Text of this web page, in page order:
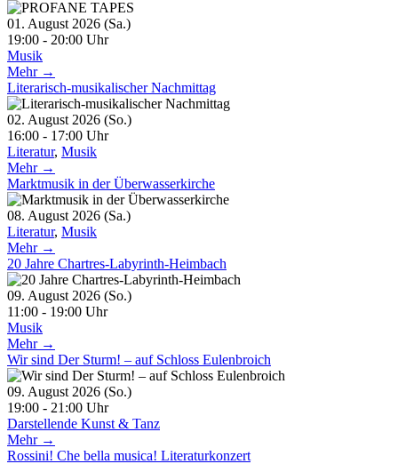
01. August 2026 (Sa.)
19:00 - 20:00 Uhr
Musik
Mehr →
Literarisch-musikalischer Nachmittag
02. August 2026 (So.)
16:00 - 17:00 Uhr
Literatur, Musik
Mehr →
Marktmusik in der Überwasserkirche
08. August 2026 (Sa.)
Literatur, Musik
Mehr →
20 Jahre Chartres-Labyrinth-Heimbach
09. August 2026 (So.)
11:00 - 19:00 Uhr
Musik
Mehr →
Wir sind Der Sturm! – auf Schloss Eulenbroich
09. August 2026 (So.)
19:00 - 21:00 Uhr
Darstellende Kunst & Tanz
Mehr →
Rossini! Che bella musica! Literaturkonzert